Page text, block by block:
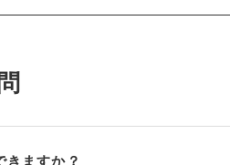
きますか？